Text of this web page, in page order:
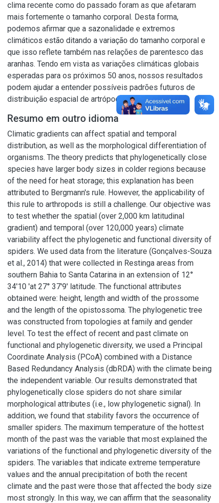
clima recente como do passado foram as que afetaram
mais fortemente o tamanho corporal. Desta forma,
podemos afirmar que a sazonalidade e extremos
climáticos estão ditando a variação do tamanho corporal e
que isso reflete também nas relações de parentesco das
aranhas. Tendo em vista as variações climáticas globais
esperadas para os próximos 50 anos, nossos resultados
podem ajudar a entender possíveis padrões futuros de
distribuição espacial de artrópodes.
Resumo em outro idioma
Climatic gradients can affect spatial and temporal
distribution, as well as the morphological differentiation of
organisms. The theory predicts that phylogenetically close
species have larger body sizes in colder regions because
of the need for heat storage; this explanation has been
attributed to Bergmann's rule. However, the applicability of
this rule to arthropods is still a challenge. Our objective was
to test whether the spatial (over 2,000 km latitudinal
gradient) and temporal (over 120,000 years) climate
variability affect the phylogenetic and functional diversity of
spiders. We used data from the literature (Gonçalves-Souza
et al., 2014) that were collected in Restinga areas from
southern Bahia to Santa Catarina in an extension of 12°
34'10 'at 27° 37'9' latitude. The functional attributes
obtained were: height, length and width of the prossome
and the length of the opistossoma. The phylogenetic tree
was constructed from topologies at family and gender
level. To test the effect of recent and past climate on
functional and phylogenetic diversity, we used a Principal
Coordinate Analysis (PCoA) combined with a Distance
Based Redundancy Analysis (dbRDA) with the climate being
the independent variable. Our results demonstrated that
phylogenetically close spiders do not share similar
morphological attributes (i.e., low phylogenetic signal). In
addition, we found that stability favors the occurrence of
smaller spiders. The maximum temperature of the hottest
month of the past was the variable that most explained the
variations of the functional and phylogenetic diversity of the
spiders. The variables that indicate extreme temperature
values and the annual precipitation of both the recent
climate and the past were those that affected the body size
most strongly. In this way, we can affirm that the seasonality